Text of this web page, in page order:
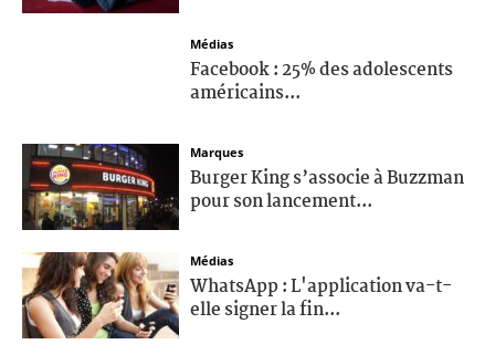
Médias
Facebook : 25% des adolescents
américains...
Marques
Burger King s’associe à Buzzman
pour son lancement...
Médias
WhatsApp : L'application va-t-
elle signer la fin...